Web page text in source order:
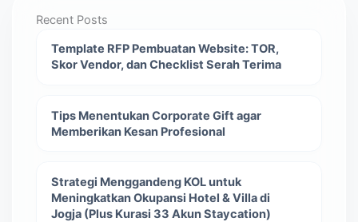
Recent Posts
Template RFP Pembuatan Website: TOR,
Skor Vendor, dan Checklist Serah Terima
Tips Menentukan Corporate Gift agar
Memberikan Kesan Profesional
Strategi Menggandeng KOL untuk
Meningkatkan Okupansi Hotel & Villa di
Jogja (Plus Kurasi 33 Akun Staycation)